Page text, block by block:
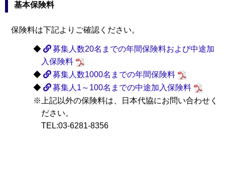
基本保険料
保険料は下記よりご確認ください。
◆
募集人数20名までの年間保険料および中途加
入保険料
◆
募集人数1000名までの年間保険料
◆
募集人1～100名までの中途加入保険料
※上記以外の保険料は、日本代協にお問い合わせく
ださい。
TEL:03-6281-8356